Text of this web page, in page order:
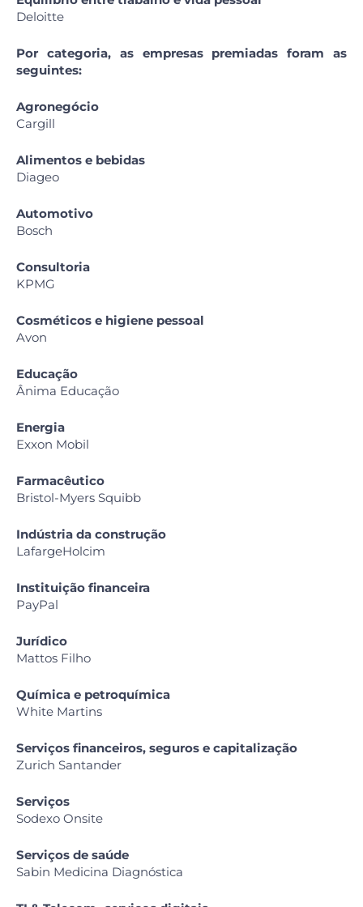
Deloitte
Por categoria, as empresas premiadas foram as
seguintes:
Agronegócio
Cargill
Alimentos e bebidas
Diageo
Automotivo
Bosch
Consultoria
KPMG
Cosméticos e higiene pessoal
Avon
Educação
Ânima Educação
Energia
Exxon Mobil
Farmacêutico
Bristol-Myers Squibb
Indústria da construção
LafargeHolcim
Instituição financeira
PayPal
Jurídico
Mattos Filho
Química e petroquímica
White Martins
Serviços financeiros, seguros e capitalização
Zurich Santander
Serviços
Sodexo Onsite
Serviços de saúde
Sabin Medicina Diagnóstica